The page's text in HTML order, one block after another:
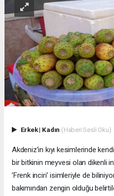
Erkek| Kadın (Haberi Sesli Oku)
Akdeniz’in kıyı kesimlerinde
bir bitkinin meyvesi olan dikenli
’Frenk inciri’ isimleriyle de
bakımından zengin olduğu